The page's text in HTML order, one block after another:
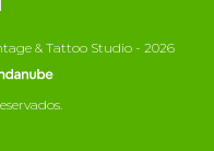
& Tattoo Studio - 2026